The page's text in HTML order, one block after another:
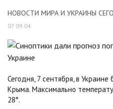
НОВОСТИ МИРА И УКРАИНЫ
07 09:04
Сегодня, 7 сентября, в
Крыма. Максимально
28°.